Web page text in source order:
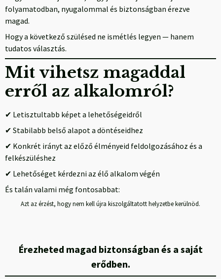
folyamatodban, nyugalommal és biztonságban érezve
magad.
Hogy a következő szülésed ne ismétlés legyen — hanem
tudatos választás.
Mit vihetsz magaddal
erről az alkalomról?
✔ Letisztultabb képet a lehetőségeidről
✔ Stabilabb belső alapot a döntéseidhez
✔ Konkrét irányt az előző élményeid feldolgozásához és a
felkészüléshez
✔ Lehetőséget kérdezni az élő alkalom végén
És talán valami még fontosabbat:
Azt az érzést, hogy nem kell újra kiszolgáltatott helyzetbe kerülnöd.
Érezheted magad biztonságban és a saját
erődben.